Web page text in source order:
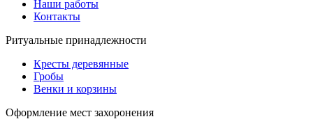
Наши работы
Контакты
Ритуальные принадлежности
Кресты деревянные
Гробы
Венки и корзины
Оформление мест захоронения